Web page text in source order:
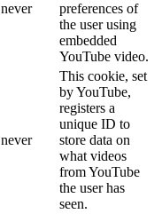
never
preferences of
the user using
embedded
YouTube video.
never
This cookie, set
by YouTube,
registers a
unique ID to
store data on
what videos
from YouTube
the user has
seen.